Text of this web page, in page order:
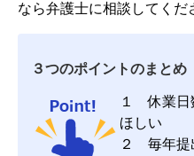
なら弁護士に相談してくだ
３つのポイントのまとめ
１ 休業日
ほしい
２ 毎年提